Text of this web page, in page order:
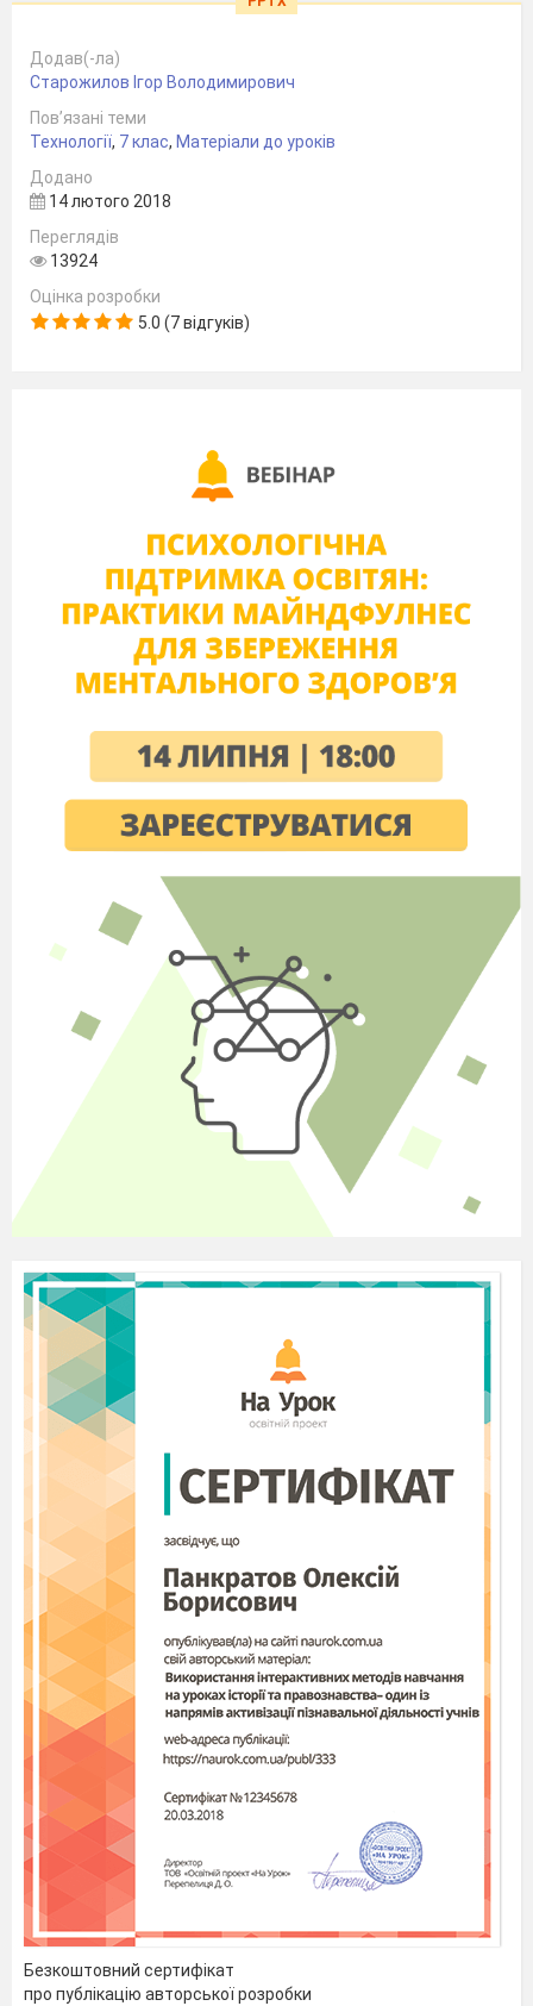
Додав(-ла)
Старожилов Ігор Володимирович
Пов’язані теми
Технології, 7 клас, Матеріали до уроків
Додано
14 лютого 2018
Переглядів
13924
Оцінка розробки
5.0 (7 відгуків)
Безкоштовний сертифікат
про публікацію авторської розробки